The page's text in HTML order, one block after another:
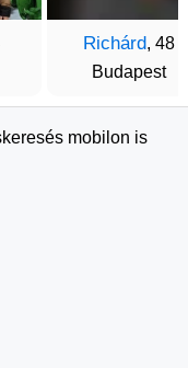
Richárd, 48
Budapest
mobilon is